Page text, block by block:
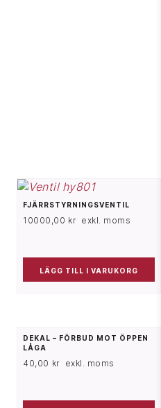
FJÄRRSTYRNINGSVENTIL
10000,00 kr exkl. moms
LÄGG TILL I VARUKORG
DEKAL – FÖRBUD MOT ÖPPEN
LÅGA
40,00 kr exkl. moms